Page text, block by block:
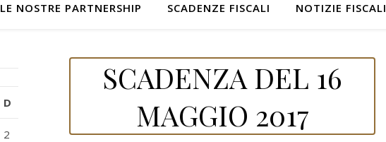
LE NOSTRE PARTNERSHIP SCADENZE FISCALI NOTIZIE FISCALI
D
2
SCADENZA DEL 16
MAGGIO 2017